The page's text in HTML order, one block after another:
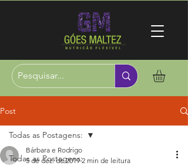
Post
Todas as Postagens:
Todas as Postagens:
Bárbara e Rodrigo
5 de dez. de 2019 2 min de leitura